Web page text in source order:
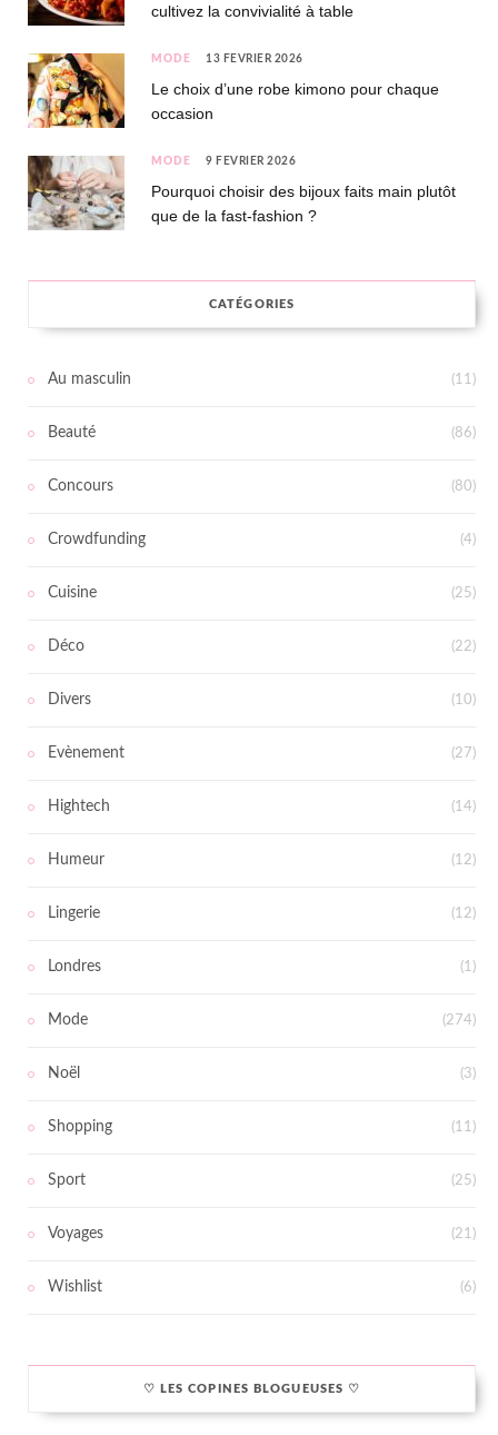
cultivez la convivialité à table
MODE 13 FÉVRIER 2026
Le choix d’une robe kimono pour chaque
occasion
MODE 9 FÉVRIER 2026
Pourquoi choisir des bijoux faits main plutôt
que de la fast-fashion ?
CATÉGORIES
Au masculin (11)
Beauté (86)
Concours (80)
Crowdfunding (4)
Cuisine (25)
Déco (22)
Divers (10)
Evènement (27)
Hightech (14)
Humeur (12)
Lingerie (12)
Londres (1)
Mode (274)
Noël (3)
Shopping (11)
Sport (25)
Voyages (21)
Wishlist (6)
♡ LES COPINES BLOGUEUSES ♡